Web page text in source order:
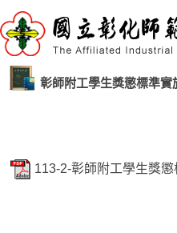
彰師附工學生獎懲標準實
113-2-彰師附工學生獎